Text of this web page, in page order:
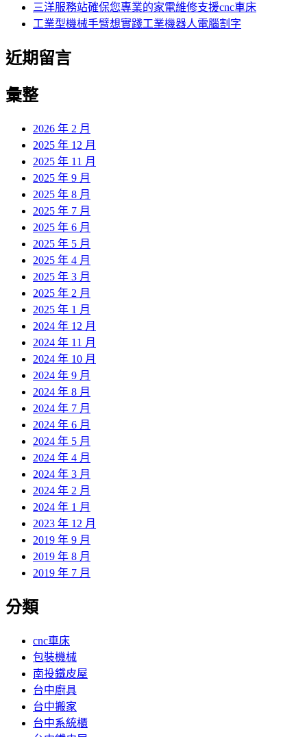
三洋服務站確保您專業的家電維修支援cnc車床
工業型機械手臂想實踐工業機器人電腦割字
近期留言
彙整
2026 年 2 月
2025 年 12 月
2025 年 11 月
2025 年 9 月
2025 年 8 月
2025 年 7 月
2025 年 6 月
2025 年 5 月
2025 年 4 月
2025 年 3 月
2025 年 2 月
2025 年 1 月
2024 年 12 月
2024 年 11 月
2024 年 10 月
2024 年 9 月
2024 年 8 月
2024 年 7 月
2024 年 6 月
2024 年 5 月
2024 年 4 月
2024 年 3 月
2024 年 2 月
2024 年 1 月
2023 年 12 月
2019 年 9 月
2019 年 8 月
2019 年 7 月
分類
cnc車床
包裝機械
南投鐵皮屋
台中廚具
台中搬家
台中系統櫃